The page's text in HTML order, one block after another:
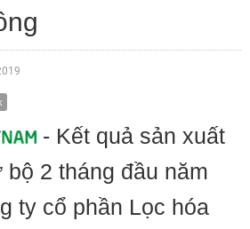
- Kết quả sản xuất
2 tháng đầu năm
ty cổ phần Lọc hóa